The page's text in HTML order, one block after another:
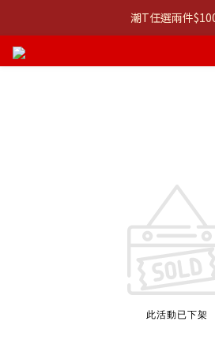
👚 經典 3 件組：⭐680 系列 T 恤 ＋
潮T任選兩件
👚 經典 3 件組：⭐680 系列 T 恤 ＋
此活動已下架